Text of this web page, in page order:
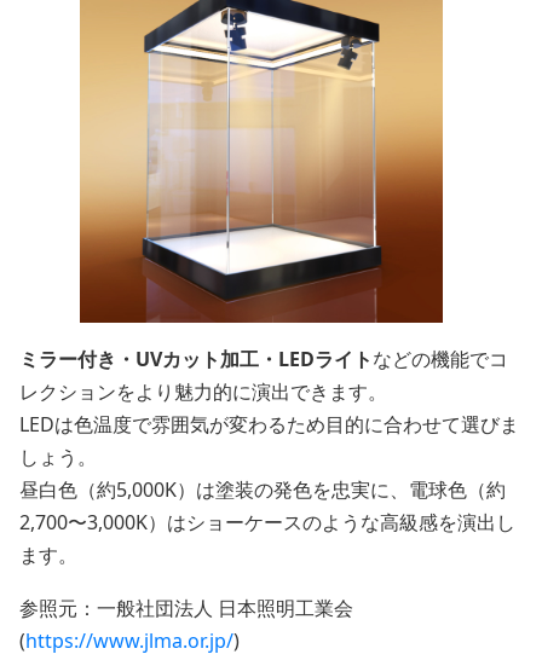
ミラー付き・UVカット加工・LEDライトなどの機能でコ
レクションをより魅力的に演出できます。
LEDは色温度で雰囲気が変わるため目的に合わせて選びま
しょう。
昼白色（約5,000K）は塗装の発色を忠実に、電球色（約
2,700〜3,000K）はショーケースのような高級感を演出し
ます。
参照元：一般社団法人 日本照明工業会
(https://www.jlma.or.jp/)